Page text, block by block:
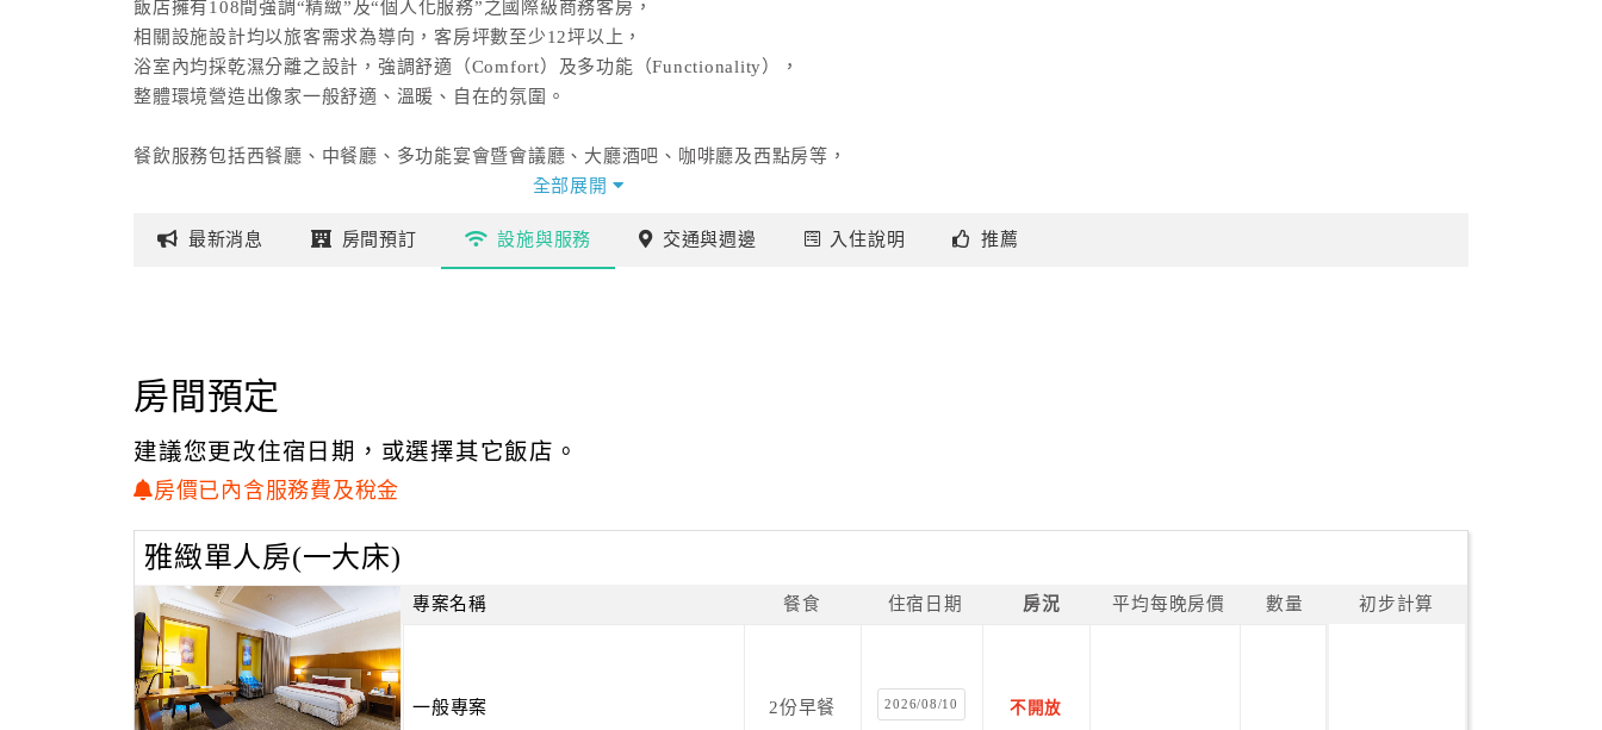
飯店擁有108間強調“精緻”及“個人化服務”之國際級商務客房，
相關設施設計均以旅客需求為導向，客房坪數至少12坪以上，
浴室內均採乾濕分離之設計，強調舒適（Comfort）及多功能（Functionality），
整體環境營造出像家一般舒適、溫暖、自在的氛圍。
餐飲服務包括西餐廳、中餐廳、多功能宴會暨會議廳、大廳酒吧、咖啡廳及西點房等，
特聘專業名廚群以精湛手藝，讓您與您的貴賓盡興品嚐食與藝的精髓,備增用餐情趣。
全新落成的兆品國際宴會廳以巴洛克式建築風格為主軸，
以簡約大方的裝潢風格設計，擁有挑高式內裝空間、大型宴會舞台設備，
選。
全部展開
最新消息 房間預訂 設施與服務 交通與週邊 入住說明 推薦
房間預定
建議您更改住宿日期，或選擇其它飯店。
房價已內含服務費及稅金
雅緻單人房(一大床)
專案名稱 餐食 住宿日期 房況 平均每晚房價 數量 初步計算
一般專案 2份早餐 2026/08/10 不開放